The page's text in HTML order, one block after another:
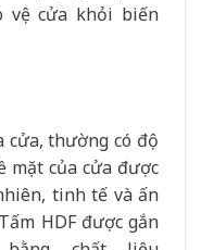
vệ cửa khỏi biến
cửa, thường có độ
mặt của cửa được
tinh tế và ấn
HDF được gắn